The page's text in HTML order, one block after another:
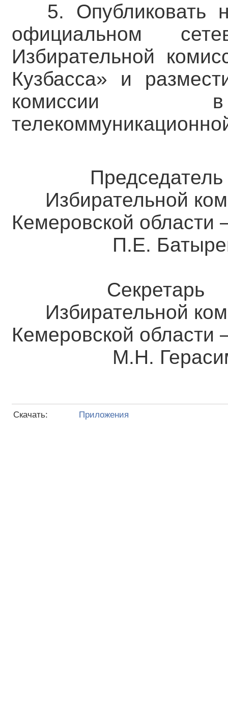
5. Опубликовать
официальном
Избирательной
Кузбасса» и
комиссии в
Председатель
Избирательной
Кемеровской
П.Е.
Секретарь
Избирательной
Кемеровской
М.Н.
Скачать: Приложения